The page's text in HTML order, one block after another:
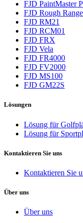
FJD PaintMaster
FJD Rough
FJD RM21
FJD RCM01
FJD FRX
FJD Vela
FJD FR4000
FJD FV2000
FJD MS100
FJD GM22S
Lösungen
Lösung für
Lösung für
Kontaktieren Sie uns
Kontaktieren Sie
Über uns
Über uns